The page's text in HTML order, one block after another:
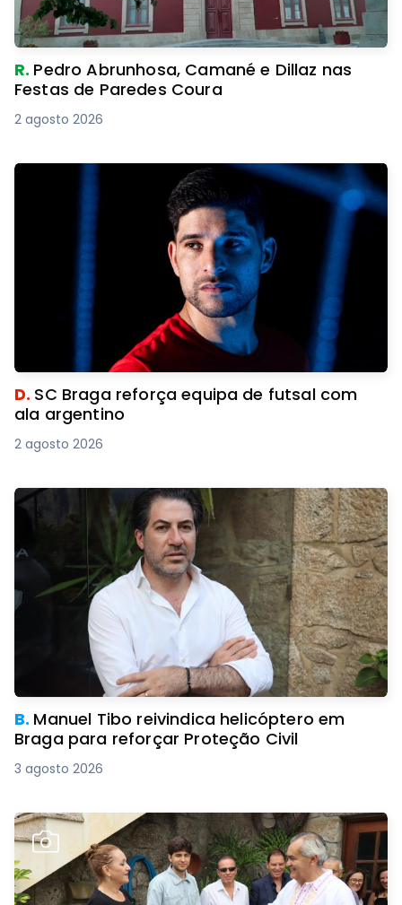
R. Pedro Abrunhosa, Camané e Dillaz nas
Festas de Paredes Coura
2 agosto 2026
D. SC Braga reforça equipa de futsal com
ala argentino
2 agosto 2026
B. Manuel Tibo reivindica helicóptero em
Braga para reforçar Proteção Civil
3 agosto 2026